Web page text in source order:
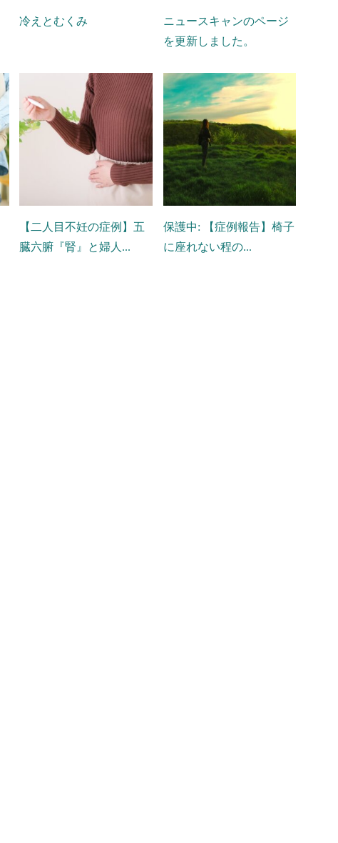
冷えとむくみ
ニュースキャンのページ
を更新しました。
【二人目不妊の症例】五
臓六腑『腎』と婦人...
保護中: 【症例報告】椅子
に座れない程の...